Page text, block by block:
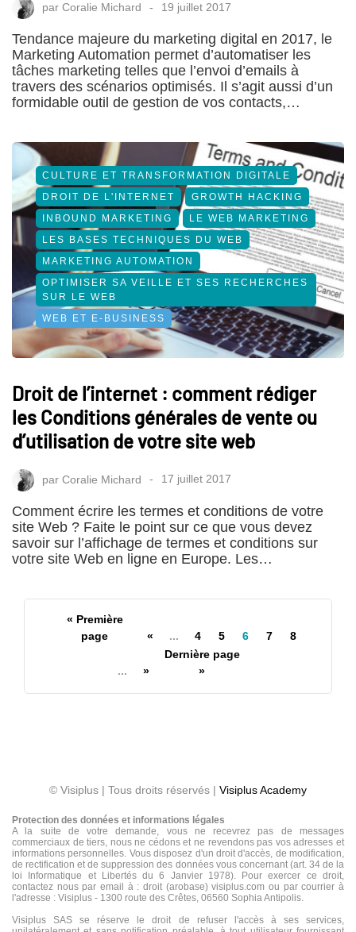
par Coralie Michard 19 juillet 2017
Tendance majeure du marketing digital en 2017, le
Marketing Automation permet d’automatiser les
tâches marketing telles que l’envoi d’emails à
travers des scénarios optimisés. Il s’agit aussi d’un
formidable outil de gestion de vos contacts,…
CULTURE ET TRANSFORMATION DIGITALE
DROIT DE L'INTERNET
GROWTH HACKING
INBOUND MARKETING
LE WEB MARKETING
LES BASES TECHNIQUES DU WEB
MARKETING AUTOMATION
OPTIMISER SA VEILLE ET SES RECHERCHES
SUR LE WEB
WEB ET E-BUSINESS
Droit de l’internet : comment rédiger
les Conditions générales de vente ou
d’utilisation de votre site web
par Coralie Michard 17 juillet 2017
Comment écrire les termes et conditions de votre
site Web ? Faite le point sur ce que vous devez
savoir sur l’affichage de termes et conditions sur
votre site Web en ligne en Europe. Les…
« Première
page
« ... 4 5 6 7 8
... »
Dernière page
»
© Visiplus | Tous droits réservés | Visiplus Academy
Protection des données et informations légales
A la suite de votre demande, vous ne recevrez pas de messages
commerciaux de tiers, nous ne cédons et ne revendons pas vos adresses et
informations personnelles. Vous disposez d'un droit d'accès, de modification,
de rectification et de suppression des données vous concernant (art. 34 de la
loi Informatique et Libertés du 6 Janvier 1978). Pour exercer ce droit,
contactez nous par email à : droit (arobase) visiplus.com ou par courrier à
l'adresse : Visiplus - 1300 route des Crêtes, 06560 Sophia Antipolis.
Visiplus SAS se réserve le droit de refuser l'accès à ses services,